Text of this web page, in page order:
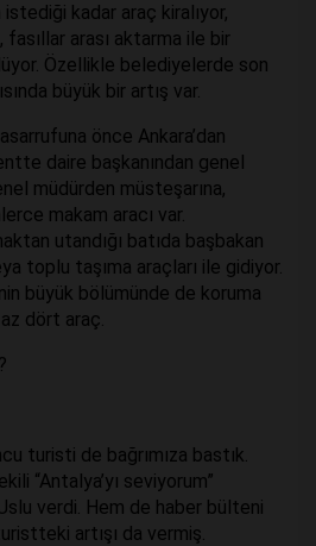
kadar araç kiralıyor,
arası aktarma ile bir
Özellikle belediyelerde son
büyük bir artış var.
önce Ankara’dan
daire başkanından genel
müdürden müsteşarına,
makam aracı var.
utandığı batıda başbakan
toplu taşıma araçları ile gidiyor.
büyük bölümünde de koruma
az dört araç.
turisti de bağrımıza bastık.
“Antalya’yı seviyorum”
verdi. Hem de haber bülteni
artışı da vermiş.